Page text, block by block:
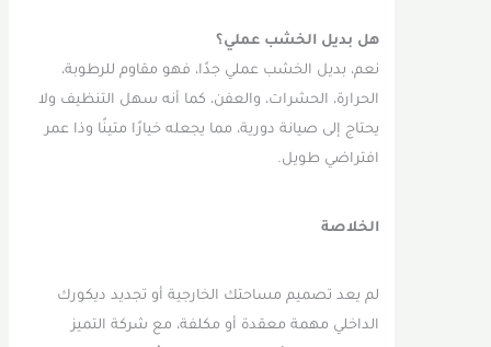
هل بديل الخشب عملي؟
نعم، بديل الخشب عملي جدًا، فهو مقاوم للرطوبة،
الحرارة، الحشرات، والعفن، كما أنه سهل التنظيف ولا
يحتاج إلى صيانة دورية، مما يجعله خيارًا متينًا وذا عمر
افتراضي طويل.
الخلاصة
لم يعد تصميم مساحتك الخارجية أو تجديد ديكورك
الداخلي مهمة معقدة أو مكلفة، مع شركة التميز